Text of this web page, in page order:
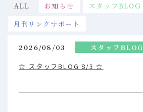
ALL お知らせ
スタッフBLOG
月刊リンクサポート
2026/08/03
スタッフBLOG
☆ スタッフBLOG 8/3 ☆